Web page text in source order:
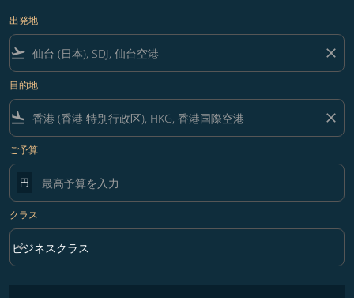
出発地
flight_takeoff close
目的地
flight_land close
ご予算
円
クラス
クラス option ビジネスクラス Selected
ビジネスクラス
keyboard_arrow_down